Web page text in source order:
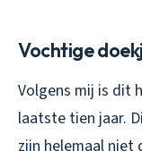
Vochtige
Volgens mij is dit
laatste tien jaar.
zijn helemaal niet